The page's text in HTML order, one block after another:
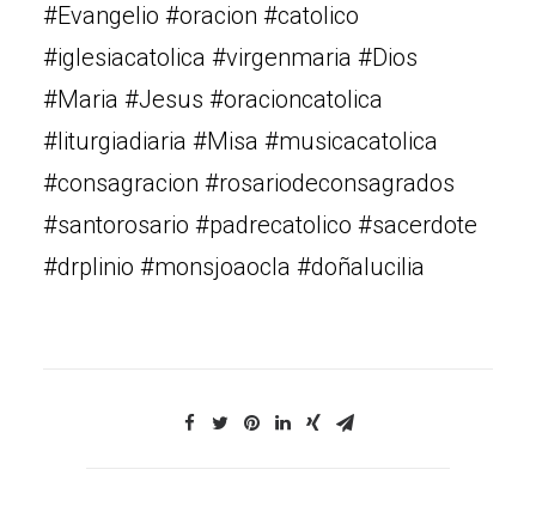
#Evangelio #oracion #catolico
#iglesiacatolica #virgenmaria #Dios
#Maria #Jesus #oracioncatolica
#liturgiadiaria #Misa #musicacatolica
#consagracion #rosariodeconsagrados
#santorosario #padrecatolico #sacerdote
#drplinio #monsjoaocla #doñalucilia